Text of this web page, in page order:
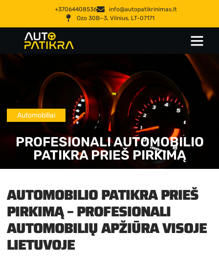
+37064408536
info@autopatikrinimas.lt
Ozo 30B−3, Vilnius, LT-07171
Automobiliai
PROFESIONALI AUTOMOBILIO
PATIKRA PRIEŠ PIRKIMĄ
AUTOMOBILIO PATIKRA PRIEŠ
PIRKIMĄ – PROFESIONALI
AUTOMOBILIŲ APŽIŪRA VISOJE
LIETUVOJE